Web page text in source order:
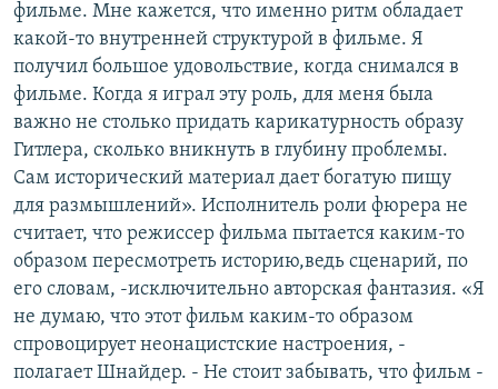
фильме. Мне кажется, что именно ритм обладает
какой-то внутренней структурой в фильме. Я
получил большое удовольствие, когда снимался в
фильме. Когда я играл эту роль, для меня была
важно не столько придать карикатурность образу
Гитлера, сколько вникнуть в глубину проблемы.
Сам исторический материал дает богатую пищу
для размышлений». Исполнитель роли фюрера не
считает, что режиссер фильма пытается каким-то
образом пересмотреть историю,ведь сценарий, по
его словам, -исключительно авторская фантазия. «Я
не думаю, что этот фильм каким-то образом
спровоцирует неонацистские настроения, -
полагает Шнайдер. - Не стоит забывать, что фильм -